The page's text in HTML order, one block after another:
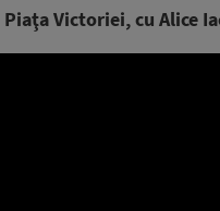
Piaţa Victoriei, cu Alice